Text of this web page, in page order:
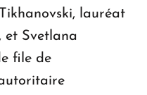
lauréat
et Svetlana
file de